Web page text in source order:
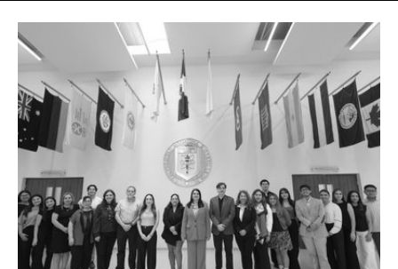
CERRAR